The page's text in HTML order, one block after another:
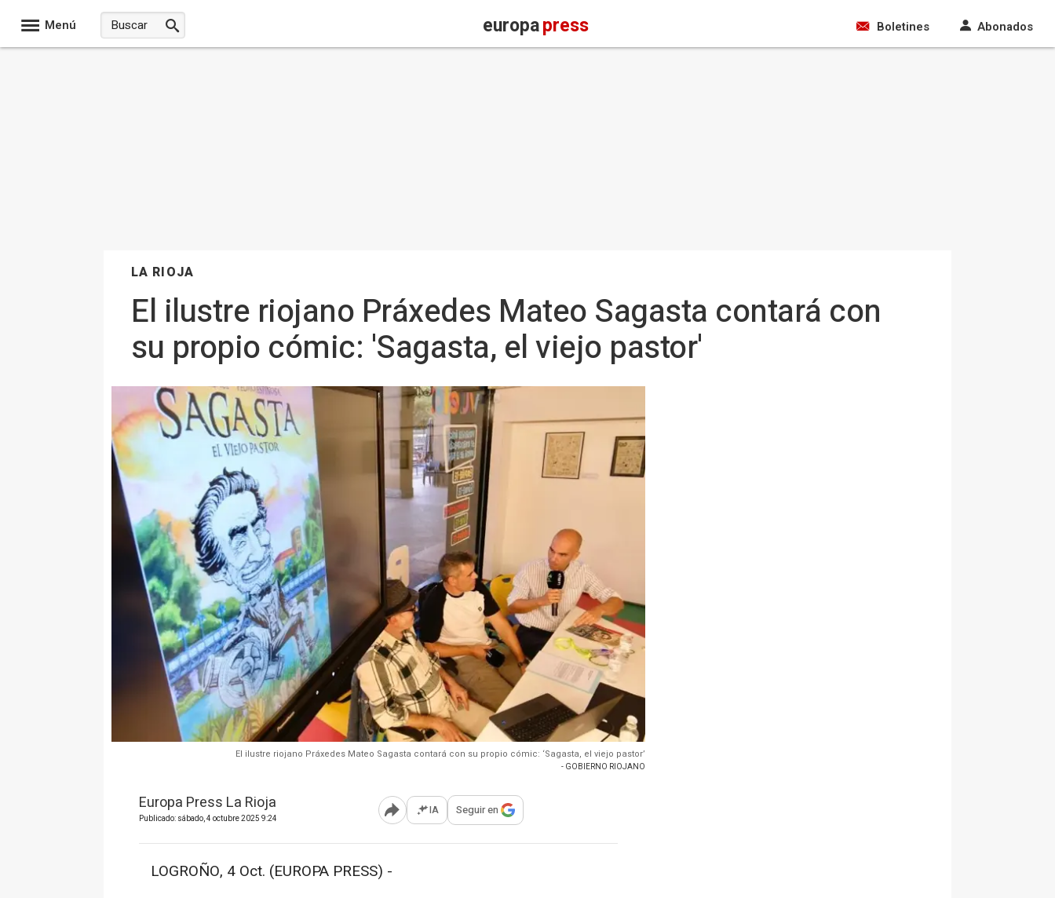
Menú europapress Boletines Abonados
LA RIOJA
El ilustre riojano Práxedes Mateo Sagasta contará con
su propio cómic: 'Sagasta, el viejo pastor'
El ilustre riojano Práxedes Mateo Sagasta contará con su propio cómic: ‘Sagasta, el viejo pastor’
- GOBIERNO RIOJANO
Europa Press La Rioja
Publicado: sábado, 4 octubre 2025 9:24 Abrir opciones para compartir
IA Seguir en
LOGROÑO, 4 Oct. (EUROPA PRESS) -